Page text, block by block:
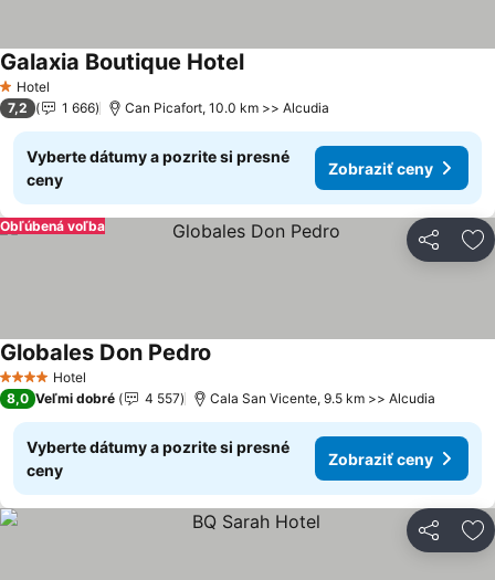
1 Počet hviezdičiek
Hotel
Galaxia Boutique HotelZobraziť ceny
7,2 1 666 Can Picafort, 10.0 km >> Alcudia
Vyberte dátumy a pozrite si presné
ceny
Zobraziť ceny
Zdieľať
Obľúbená voľba
4 Počet hviezdičiek
Hotel
Globales Don Pedro
8,0 Veľmi dobré 4 557 Cala San Vicente, 9.5 km >> Alcudia
Vyberte dátumy a pozrite si presné
ceny
Zobraziť ceny
Zdieľať